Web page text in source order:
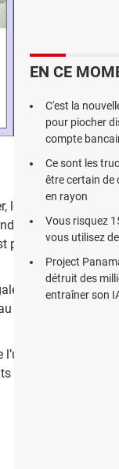
logiciel est un
vous et les
de les
moment opportun.
A titre
de police ou encore
EN CE
C'est la
pour piocher
compte
Ce sont les
être certain de
en rayon
Vous risquez
vous utilisez
Project
détruit des
entraîner son